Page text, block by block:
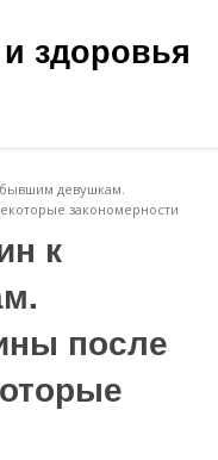
здоровья
девушкам.
закономерности
к
после